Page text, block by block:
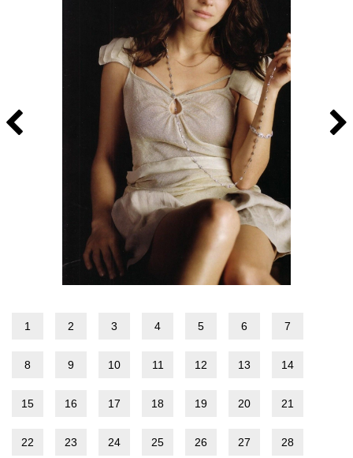
1 2 3 4 5 6 7
8 9 10 11 12 13 14
15 16 17 18 19 20 21
22 23 24 25 26 27 28